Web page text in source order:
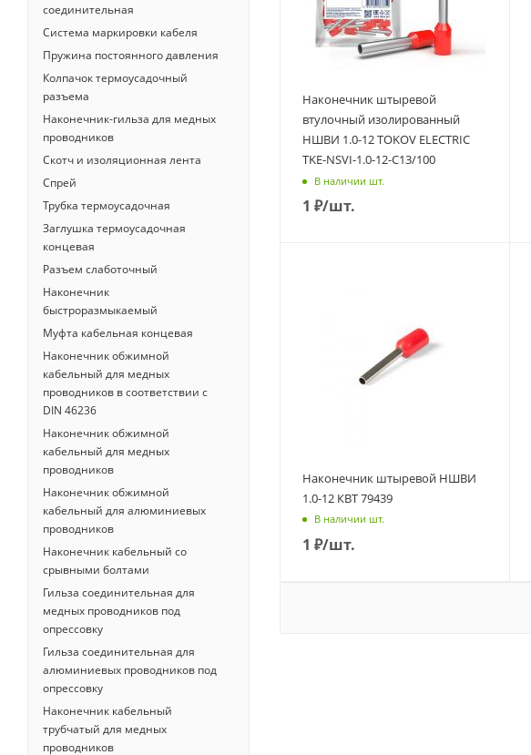
Наконечник штыревой
втулочный изолированный
НШВИ 1.0-12 TOKOV ELECTRIC
TKE-NSVI-1.0-12-C13/100
В наличии шт.
1 ₽/шт.
Наконечник штыревой НШВИ
1.0-12 КВТ 79439
В наличии шт.
1 ₽/шт.
соединительная
Система маркировки кабеля
Пружина постоянного давления
Колпачок термоусадочный
разъема
Наконечник-гильза для медных
проводников
Скотч и изоляционная лента
Спрей
Трубка термоусадочная
Заглушка термоусадочная
концевая
Разъем слаботочный
Наконечник
быстроразмыкаемый
Муфта кабельная концевая
Наконечник обжимной
кабельный для медных
проводников в соответствии с
DIN 46236
Наконечник обжимной
кабельный для медных
проводников
Наконечник обжимной
кабельный для алюминиевых
проводников
Наконечник кабельный со
срывными болтами
Гильза соединительная для
медных проводников под
опрессовку
Гильза соединительная для
алюминиевых проводников под
опрессовку
Наконечник кабельный
трубчатый для медных
проводников